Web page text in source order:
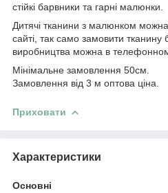
стійкі барвники та гарні малюнки.
Дитячі тканини з малюнком
сайті, так само замовити тканину
виробництва можна в
Мінімальне замовлення 50см.
Замовлення від 3 м оптова ціна.
Приховати
Характеристики
Основні